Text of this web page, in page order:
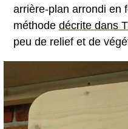
arrière-plan arrondi en
méthode décrite dans
peu de relief et de